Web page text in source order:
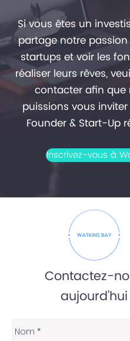
Si vous êtes un
partage notre
startups et voir les
réaliser leurs rêves,
contacter afin que
puissions vous
Founder & Start-Up
Inscrivez-vous à
Contactez-
aujourd'hui